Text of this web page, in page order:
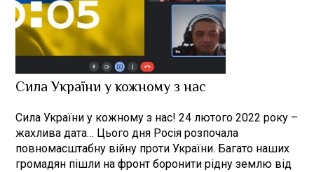
Сила України у кожному з нас
Сила України у кожному з нас! 24 лютого 2022 року –
жахлива дата… Цього дня Росія розпочала
повномасштабну війну проти України. Багато наших
громадян пішли на фронт боронити рідну землю від